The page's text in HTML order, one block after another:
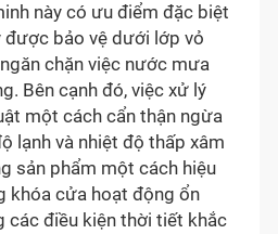
này có ưu điểm đặc biệt
được bảo vệ dưới lớp vỏ
chặn việc nước mưa
Bên cạnh đó, việc xử lý
một cách cẩn thận ngừa
lạnh và nhiệt độ thấp xâm
sản phẩm một cách hiệu
khóa cửa hoạt động ổn
các điều kiện thời tiết khắc